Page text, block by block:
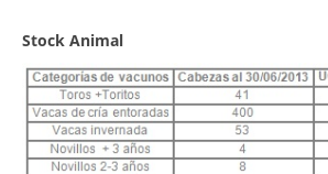
Stock Animal